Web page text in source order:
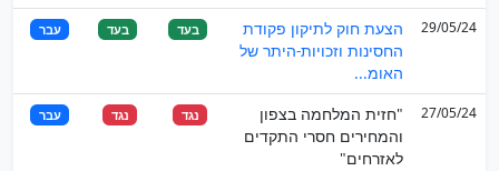
29/05/24
הצעת חוק לתיקון פקודת
החסינות וזכויות-היתר של
האומ...
בעד בעד עבר
27/05/24
"חזית המלחמה בצפון
והמחירים חסרי התקדים
לאזרחים"
נגד נגד עבר